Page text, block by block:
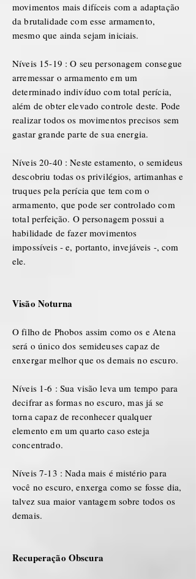
movimentos mais difíceis com a adaptação
da brutalidade com esse armamento,
mesmo que ainda sejam iniciais.
Níveis 15-19 : O seu personagem consegue
arremessar o armamento em um
determinado indivíduo com total perícia,
além de obter elevado controle deste. Pode
realizar todos os movimentos precisos sem
gastar grande parte de sua energia.
Níveis 20-40 : Neste estamento, o semideus
descobriu todas os privilégios, artimanhas e
truques pela perícia que tem com o
armamento, que pode ser controlado com
total perfeição. O personagem possui a
habilidade de fazer movimentos
impossíveis - e, portanto, invejáveis -, com
ele.
Visão Noturna
O filho de Phobos assim como os e Atena
será o único dos semideuses capaz de
enxergar melhor que os demais no escuro.
Níveis 1-6 : Sua visão leva um tempo para
decifrar as formas no escuro, mas já se
torna capaz de reconhecer qualquer
elemento em um quarto caso esteja
concentrado.
Níveis 7-13 : Nada mais é mistério para
você no escuro, enxerga como se fosse dia,
talvez sua maior vantagem sobre todos os
demais.
Recuperação Obscura